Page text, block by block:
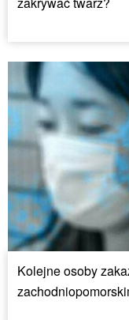
Kolejne osoby